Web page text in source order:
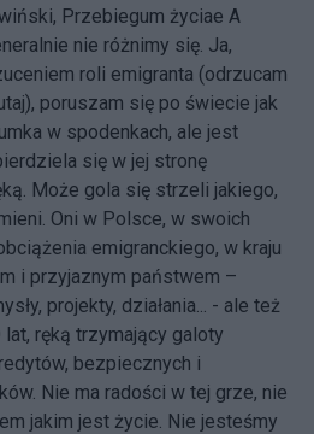
Przebiegum życiae A
nie różnimy się. Ja,
roli emigranta (odrzucam
poruszam się po świecie jak
w spodenkach, ale jest
się w jej stronę
Może gola się strzeli jakiego,
Oni w Polsce, w swoich
emigranckiego, w kraju
i przyjaznym państwem –
projekty, działania... - ale też
lat, ręką trzymający galoty
bezpiecznych i
Nie ma radości w tej grze, nie
jakim jest życie. Nie jesteśmy